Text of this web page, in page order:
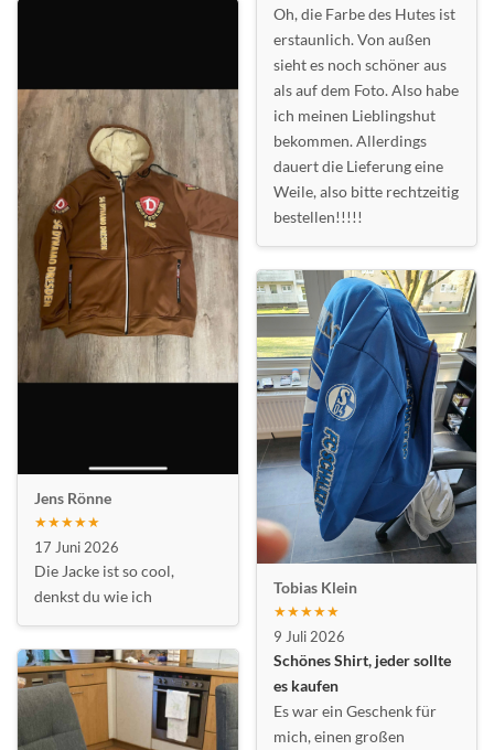
Jens Rönne
★★★★★
17 Juni 2026
Die Jacke ist so cool,
denkst du wie ich
Oh, die Farbe des Hutes ist
erstaunlich. Von außen
sieht es noch schöner aus
als auf dem Foto. Also habe
ich meinen Lieblingshut
bekommen. Allerdings
dauert die Lieferung eine
Weile, also bitte rechtzeitig
bestellen!!!!!
Tobias Klein
★★★★★
9 Juli 2026
Schönes Shirt, jeder sollte
es kaufen
Es war ein Geschenk für
mich, einen großen